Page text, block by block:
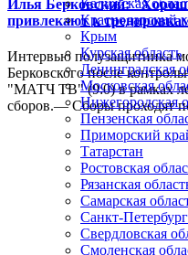
Илья Берковский:
привлекают к
Интервью полузащитника
Берковского после
"МАТЧ ТВ" (9:0) в рамках
сборов.— Сборы проходят
Калужская
Краснодарский
Крым
Курская область
Ленинградская
Московская
Нижегородская
Пензенская
Приморский
Татарстан
Ростовская
Рязанская
Самарская
Санкт-Петербург
Свердловская
Смоленская